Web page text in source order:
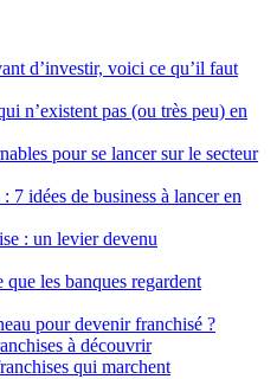
d’investir, voici ce qu’il faut
n’existent pas (ou très peu) en
pour se lancer sur le secteur
7 idées de business à lancer en
: un levier devenu
les banques regardent
pour devenir franchisé ?
à découvrir
qui marchent